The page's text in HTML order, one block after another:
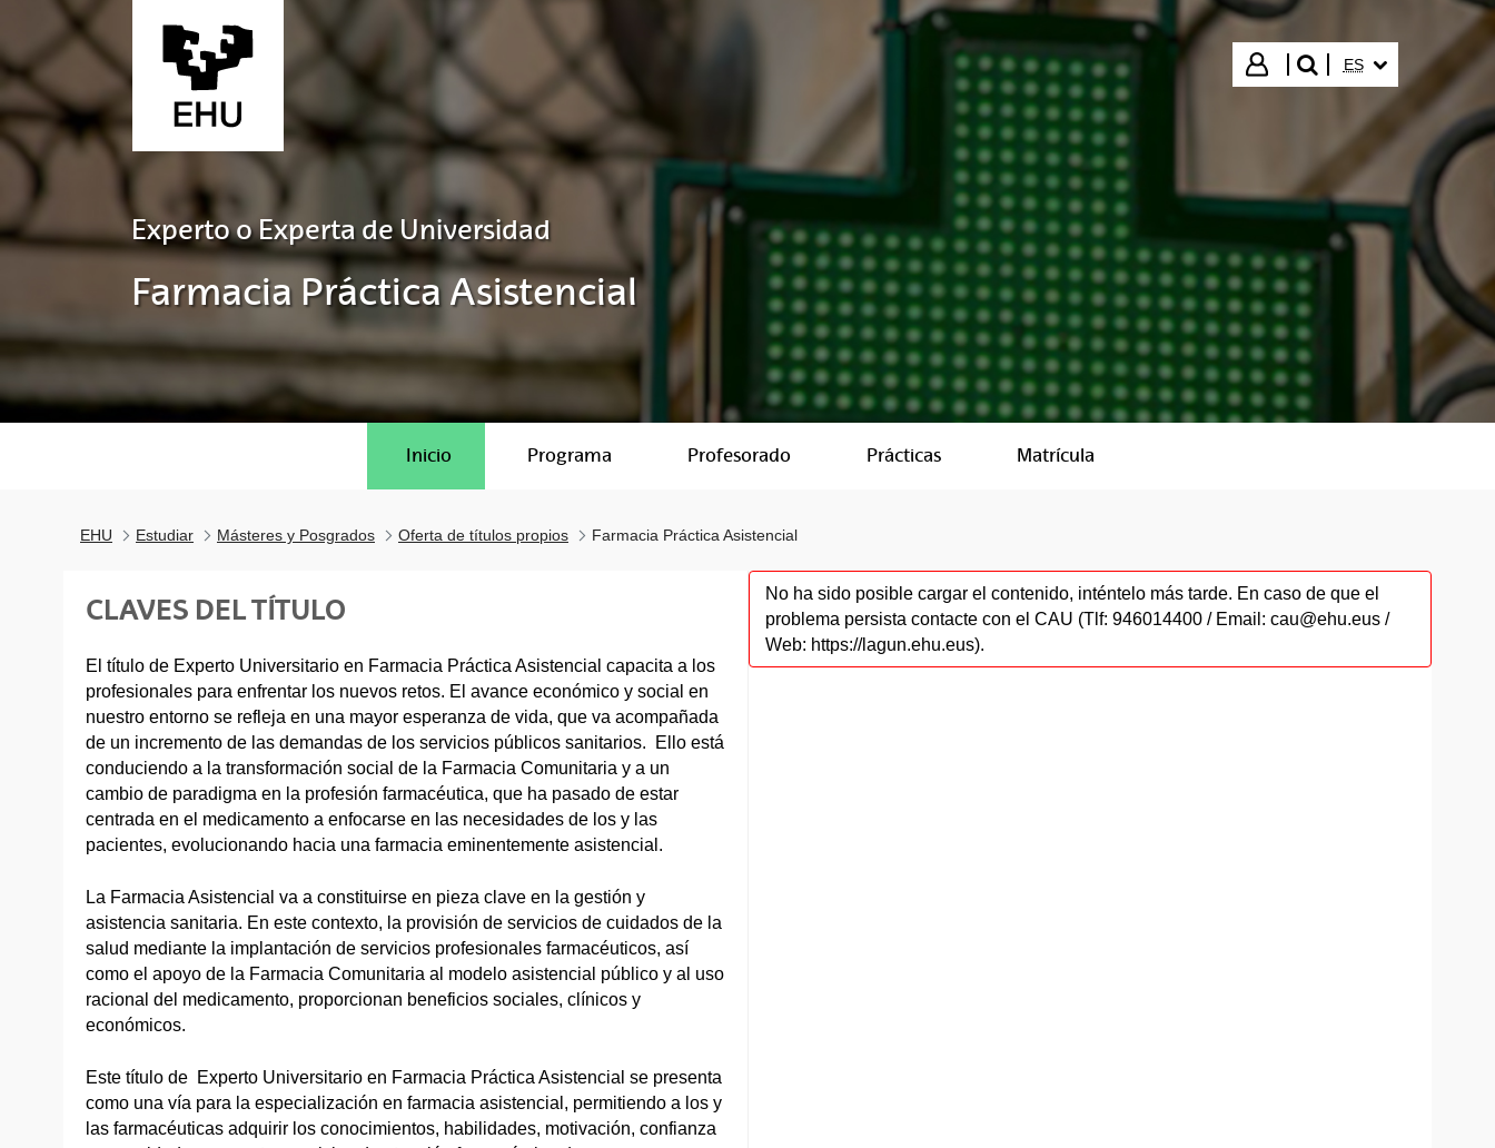
Saltar al contenido principal
Iniciar sesión
buscar"
IDIOMA
ES
Experto o Experta de Universidad
Farmacia Práctica Asistencial
Inicio Programa Profesorado Prácticas Matrícula
EHU Estudiar Másteres y Posgrados Oferta de títulos propios Farmacia Práctica Asistencial
CLAVES DEL TÍTULO
El título de Experto Universitario en Farmacia Práctica Asistencial capacita a los
profesionales para enfrentar los nuevos retos. El avance económico y social en
nuestro entorno se refleja en una mayor esperanza de vida, que va acompañada
de un incremento de las demandas de los servicios públicos sanitarios. Ello está
conduciendo a la transformación social de la Farmacia Comunitaria y a un
cambio de paradigma en la profesión farmacéutica, que ha pasado de estar
centrada en el medicamento a enfocarse en las necesidades de los y las
pacientes, evolucionando hacia una farmacia eminentemente asistencial.
La Farmacia Asistencial va a constituirse en pieza clave en la gestión y
asistencia sanitaria. En este contexto, la provisión de servicios de cuidados de la
salud mediante la implantación de servicios profesionales farmacéuticos, así
como el apoyo de la Farmacia Comunitaria al modelo asistencial público y al uso
racional del medicamento, proporcionan beneficios sociales, clínicos y
económicos.
Este título de Experto Universitario en Farmacia Práctica Asistencial se presenta
como una vía para la especialización en farmacia asistencial, permitiendo a los y
las farmacéuticas adquirir los conocimientos, habilidades, motivación, confianza
No ha sido posible cargar el contenido, inténtelo más tarde. En caso de que el
problema persista contacte con el CAU (Tlf: 946014400 / Email: cau@ehu.eus /
Web: https://lagun.ehu.eus).